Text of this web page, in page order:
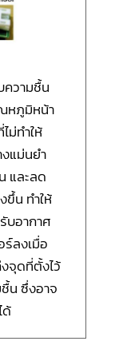
ความชื้น
หภูมิหน้า
ม่ทำให้
แม่นยำ
และลด
ขึ้น ทำให้
บอากาศ
ลงเมื่อ
จุดที่ตั้งไว้
น ซึ่งอาจ
ด้